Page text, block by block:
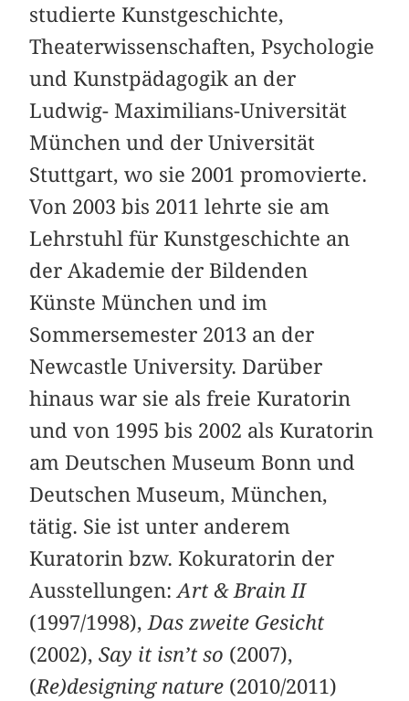
studierte Kunstgeschichte,
Theaterwissenschaften, Psychologie
und Kunstpädagogik an der
Ludwig- Maximilians-Universität
München und der Universität
Stuttgart, wo sie 2001 promovierte.
Von 2003 bis 2011 lehrte sie am
Lehrstuhl für Kunstgeschichte an
der Akademie der Bildenden
Künste München und im
Sommersemester 2013 an der
Newcastle University. Darüber
hinaus war sie als freie Kuratorin
und von 1995 bis 2002 als Kuratorin
am Deutschen Museum Bonn und
Deutschen Museum, München,
tätig. Sie ist unter anderem
Kuratorin bzw. Kokuratorin der
Ausstellungen:Art & Brain II
(1997/1998),Das zweite Gesicht
(2002),Say it isn’t so (2007),
(Re)designing nature (2010/2011)